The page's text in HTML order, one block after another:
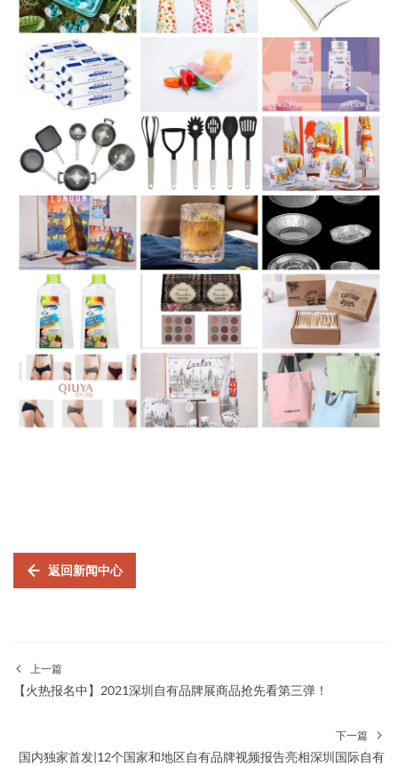
返回新闻中心
上一篇
【火热报名中】2021深圳自有品牌展商品抢先看第三弹！
下一篇
国内独家首发|12个国家和地区自有品牌视频报告亮相深圳国际自有